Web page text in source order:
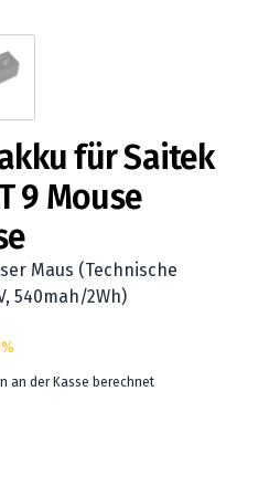
für Saitek
9 Mouse
Maus (Technische
540mah/2Wh)
an der Kasse berechnet